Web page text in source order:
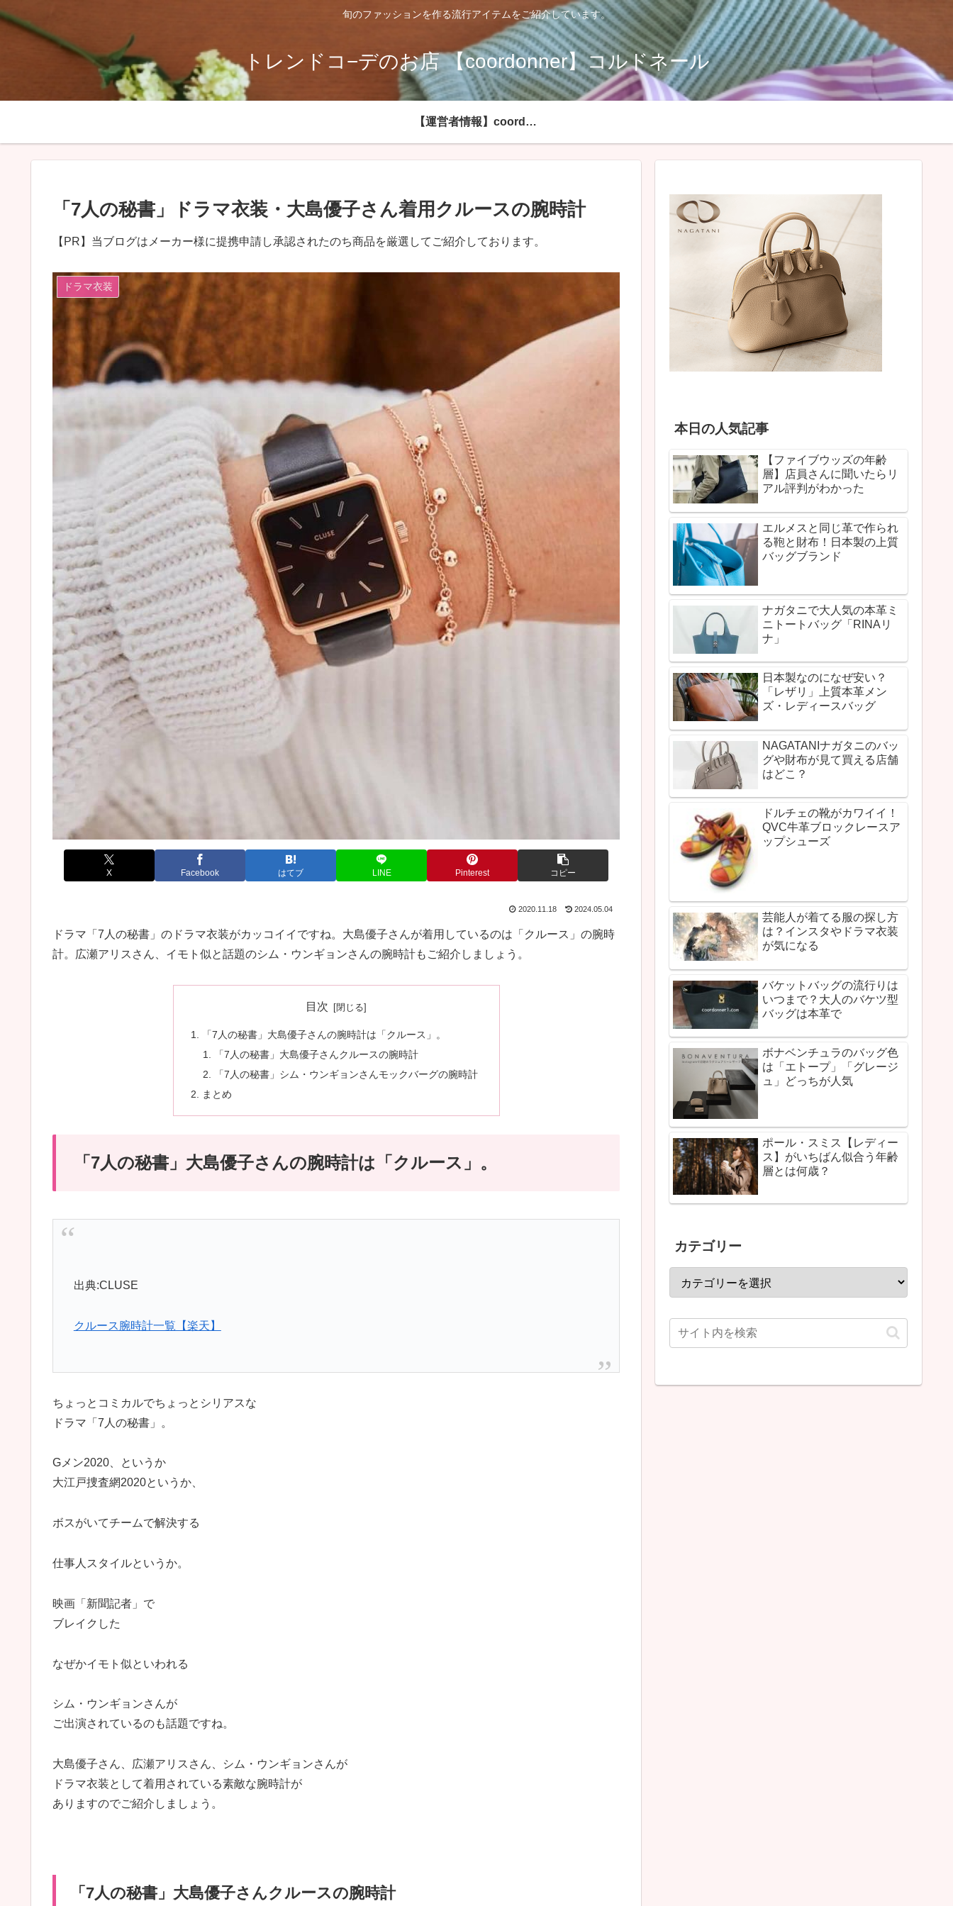
旬のファッションを作る流行アイテムをご紹介しています。
トレンドコ−デのお店 【coordonner】コルドネール
【運営者情報】coordonnerコルドネールへようこそ
「7人の秘書」ドラマ衣装・大島優子さん着用クルースの腕時計
【PR】当ブログはメーカー様に提携申請し承認されたのち商品を厳選してご紹介しております。
ドラマ衣装
X Facebook はてブ LINE Pinterest コピー
2020.11.18 2024.05.04
ドラマ「7人の秘書」のドラマ衣装がカッコイイですね。大島優子さんが着用しているのは「クルース」の腕時
計。広瀬アリスさん、イモト似と話題のシム・ウンギョンさんの腕時計もご紹介しましょう。
目次
「7人の秘書」大島優子さんの腕時計は「クルース」。
「7人の秘書」大島優子さんクルースの腕時計
「7人の秘書」シム・ウンギョンさんモックバーグの腕時計
まとめ
「7人の秘書」大島優子さんの腕時計は「クルース」。
出典:CLUSE
クルース腕時計一覧【楽天】
ちょっとコミカルでちょっとシリアスな
ドラマ「7人の秘書」。
Gメン2020、というか
大江戸捜査網2020というか、
ボスがいてチームで解決する
仕事人スタイルというか。
映画「新聞記者」で
ブレイクした
なぜかイモト似といわれる
シム・ウンギョンさんが
ご出演されているのも話題ですね。
大島優子さん、広瀬アリスさん、シム・ウンギョンさんが
ドラマ衣装として着用されている素敵な腕時計が
ありますのでご紹介しましょう。
「7人の秘書」大島優子さんクルースの腕時計
本日の人気記事
【ファイブウッズの年齢
層】店員さんに聞いたらリ
アル評判がわかった
エルメスと同じ革で作られ
る鞄と財布！日本製の上質
バッグブランド
ナガタニで大人気の本革ミ
ニトートバッグ「RINAリ
ナ」
日本製なのになぜ安い？
「レザリ」上質本革メン
ズ・レディースバッグ
NAGATANIナガタニのバッ
グや財布が見て買える店舗
はどこ？
ドルチェの靴がカワイイ！
QVC牛革ブロックレースア
ップシューズ
芸能人が着てる服の探し方
は？インスタやドラマ衣装
が気になる
バケットバッグの流行りは
いつまで？大人のバケツ型
バッグは本革で
ボナベンチュラのバッグ色
は「エトープ」「グレージ
ュ」どっちが人気
ポール・スミス【レディー
ス】がいちばん似合う年齢
層とは何歳？
カテゴリー